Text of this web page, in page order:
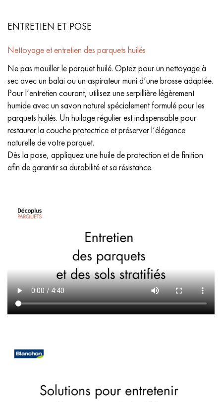
ENTRETIEN ET POSE
Nettoyage et entretien des parquets huilés
Ne pas mouiller le parquet huilé. Optez pour un nettoyage à
sec avec un balai ou un aspirateur muni d’une brosse adaptée.
Pour l’entretien courant, utilisez une serpillière légèrement
humide avec un savon naturel spécialement formulé pour les
parquets huilés. Un huilage régulier est indispensable pour
restaurer la couche protectrice et préserver l’élégance
naturelle de votre parquet.
Dès la pose, appliquez une huile de protection et de finition
afin de garantir sa durabilité et sa résistance.